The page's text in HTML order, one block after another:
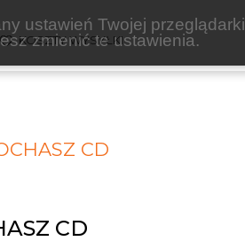
ustawień Twojej przeglądarki
zmienić te ustawienia.
KOSZTY WYSYŁKI
CD
CD